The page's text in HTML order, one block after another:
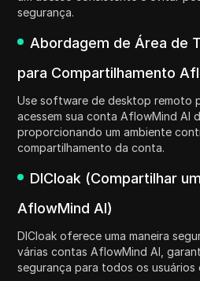
segurança.
Abordagem de Área de
para Compartilhamento
Use software de desktop remoto
acessem sua conta AflowMind AI
proporcionando um ambiente
compartilhamento da conta.
DICloak (Compartilhar
AflowMind AI)
DICloak oferece uma maneira
várias contas AflowMind AI,
segurança para todos os usuários